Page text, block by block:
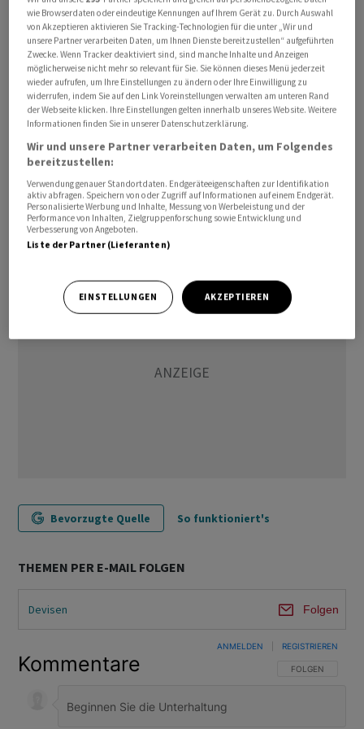
noch in der Schwebe, die Investoren würden sich
hinsichtlich der Hoffnung auf ein baldiges Ende des
Krieges in Nahost aber zunehmend mutiger zeigen,
heisst es in einer Einschätzung der Commerzbank. Dies
zeige sich am Comeback der sogenannten «Carry
Trades». Dabei wird ein Kredit in einer niedrig verzinsten
höher verzinste Währung genutzt wird.
awp-robot/cf/to
(AWP)
Bevorzugte Quelle So funktioniert's
THEMEN PER E-MAIL FOLGEN
Devisen Folgen
Kommentare FOLGE DIESER
FOLGEN
ANMELDEN REGISTRIEREN
wie Browserdaten oder eindeutige Kennungen auf Ihrem Gerät zu. Durch Auswahl
von Akzeptieren aktivieren Sie Tracking-Technologien für die unter „Wir und
unsere Partner verarbeiten Daten, um Ihnen Dienste bereitzustellen“ aufgeführten
Zwecke. Wenn Tracker deaktiviert sind, sind manche Inhalte und Anzeigen
möglicherweise nicht mehr so relevant für Sie. Sie können dieses Menü jederzeit
wieder aufrufen, um Ihre Einstellungen zu ändern oder Ihre Einwilligung zu
widerrufen, indem Sie auf den Link Voreinstellungen verwalten am unteren Rand
der Webseite klicken. Ihre Einstellungen gelten innerhalb unseres Website. Weitere
Informationen finden Sie in unserer Datenschutzerklärung.
Wir und unsere Partner verarbeiten Daten, um Folgendes
bereitzustellen:
Verwendung genauer Standortdaten. Endgeräteeigenschaften zur Identifikation
aktiv abfragen. Speichern von oder Zugriff auf Informationen auf einem Endgerät.
Personalisierte Werbung und Inhalte, Messung von Werbeleistung und der
Performance von Inhalten, Zielgruppenforschung sowie Entwicklung und
Verbesserung von Angeboten.
Liste der Partner (Lieferanten)
EINSTELLUNGEN AKZEPTIEREN